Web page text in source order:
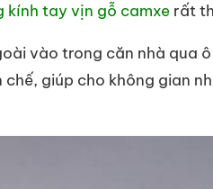
kính tay vịn gỗ camxe rất
vào trong căn nhà qua
giúp cho không gian